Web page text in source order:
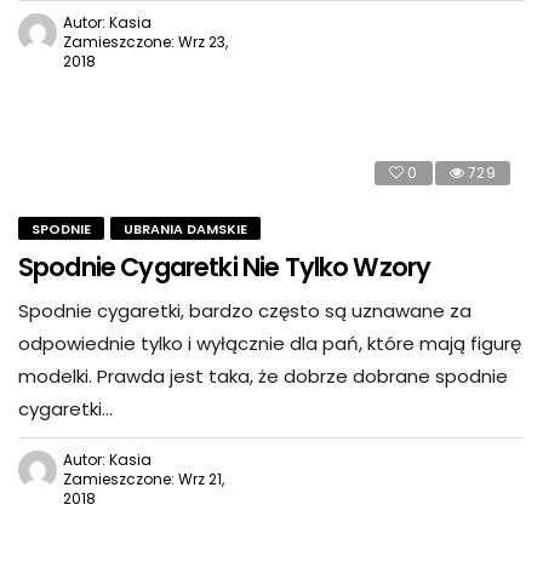
Autor: Kasia
Zamieszczone: Wrz 23,
2018
0 729
SPODNIE UBRANIA DAMSKIE
Spodnie Cygaretki Nie Tylko Wzory
Spodnie cygaretki, bardzo często są uznawane za
odpowiednie tylko i wyłącznie dla pań, które mają figurę
modelki. Prawda jest taka, że dobrze dobrane spodnie
cygaretki…
Autor: Kasia
Zamieszczone: Wrz 21,
2018